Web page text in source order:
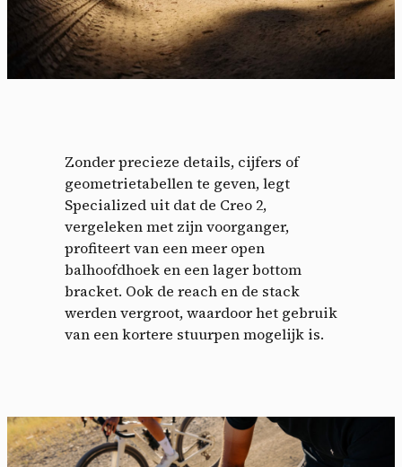
Zonder precieze details, cijfers of
geometrietabellen te geven, legt
Specialized uit dat de Creo 2,
vergeleken met zijn voorganger,
profiteert van een meer open
balhoofdhoek en een lager bottom
bracket. Ook de reach en de stack
werden vergroot, waardoor het gebruik
van een kortere stuurpen mogelijk is.